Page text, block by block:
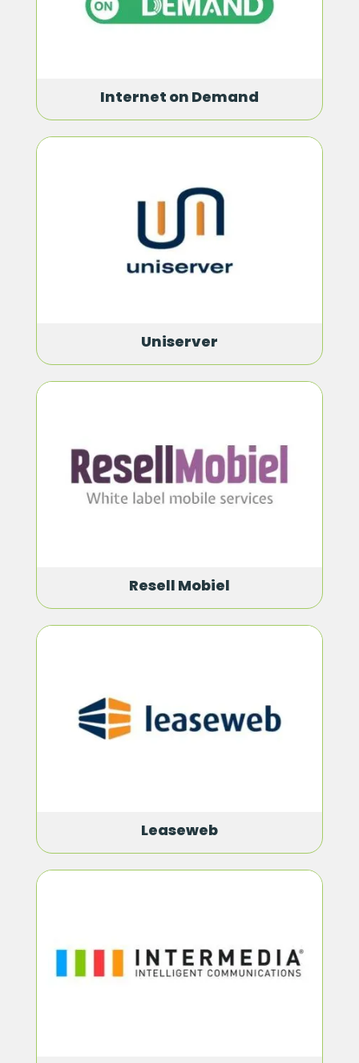
Internet on Demand
Uniserver
Resell Mobiel
Leaseweb